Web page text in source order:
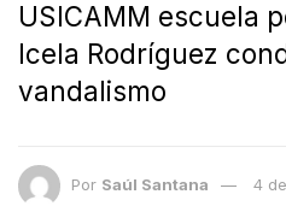
USICAMM escuela
Icela Rodríguez
vandalismo
Por Saúl Santana 4